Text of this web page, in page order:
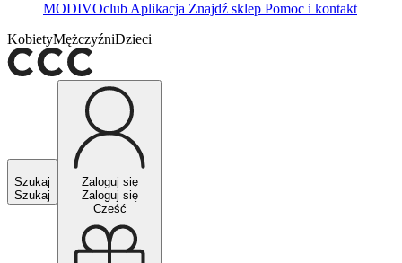
MODIVOclub Aplikacja Znajdź sklep Pomoc i kontakt
KobietyMężczyźniDzieci
Szukaj
Szukaj
Zaloguj się
Zaloguj się
Cześć